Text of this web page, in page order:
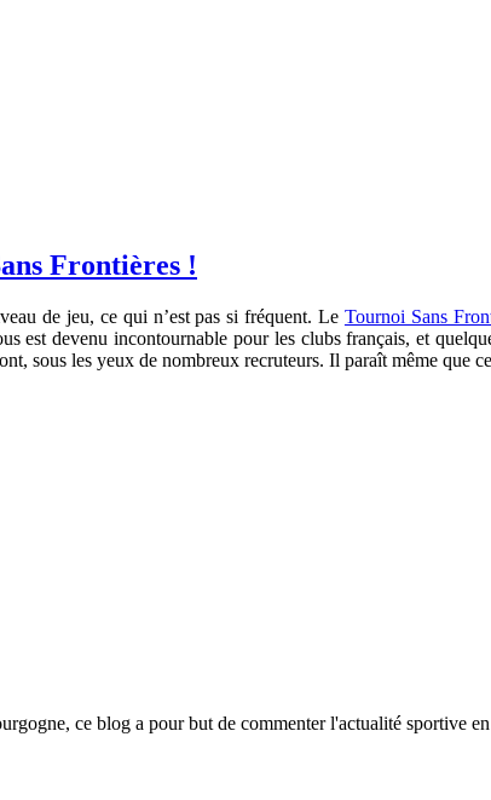
Frontières !
de jeu, ce qui n’est pas si fréquent. Le Tournoi Sans
est devenu incontournable pour les clubs français, et
sous les yeux de nombreux recruteurs. Il paraît même que
ce blog a pour but de commenter l'actualité sportive